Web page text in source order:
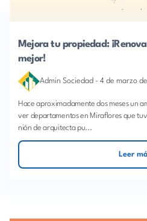
Mejora tu propiedad:
mejor!
Admin Sociedad - 4 de marzo
Hace aproximadamente dos meses un
ver departamentos en Miraflores que
nión de arquitecta pu...
Leer